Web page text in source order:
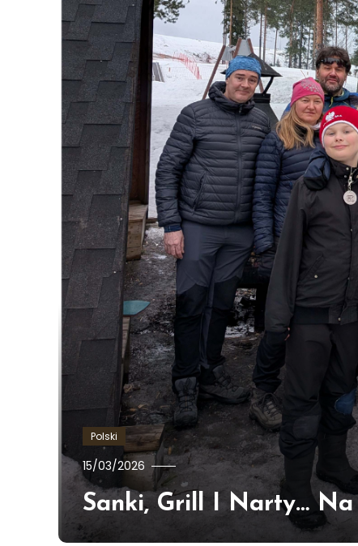
Polski
15/03/2026
Ewa
Hildén
Sanki, Grill I Narty…